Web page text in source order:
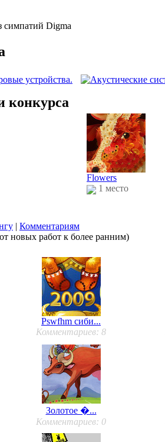
симпатий Digma
конкурса
Flowers
1 место
| Комментариям
новых работ к более ранним)
Рswfhm сиби...
Комментариев: 8
Золотое �...
Комментариев: 0